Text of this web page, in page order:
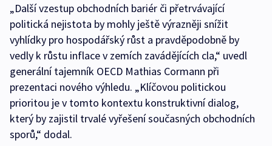
„Další vzestup obchodních bariér či přetrvávající
politická nejistota by mohly ještě výrazněji snížit
vyhlídky pro hospodářský růst a pravděpodobně by
vedly k růstu inflace v zemích zavádějících cla,“ uvedl
generální tajemník OECD Mathias Cormann při
prezentaci nového výhledu. „Klíčovou politickou
prioritou je v tomto kontextu konstruktivní dialog,
který by zajistil trvalé vyřešení současných obchodních
sporů,“ dodal.